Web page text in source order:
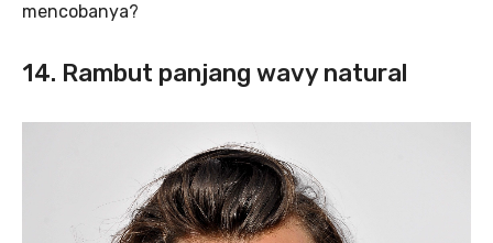
mencobanya?
14. Rambut panjang wavy natural